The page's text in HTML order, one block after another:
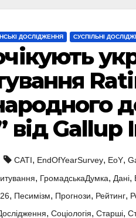
ДОСЛІДЖЕННЯ СУСПІЛЬНІ
від
CATI, EndOfYearSurvey, EoY,
, ГромадськаДумка, Дані,
, Песимізм, Прогнози, Рейтинг,
, Соціологія, Старші,